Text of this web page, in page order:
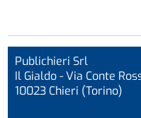
Publichieri Srl
Il Gialdo - Via Conte
10023 Chieri (Torino)